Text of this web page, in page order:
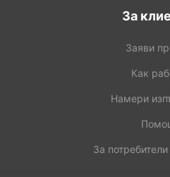
За
Заяви
Как
Намери
За